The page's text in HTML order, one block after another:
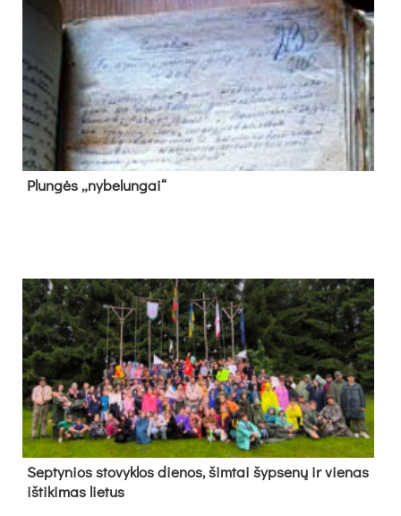
Plun­gės „ny­be­lun­gai“
Sep­ty­nios sto­vyk­los die­nos, šim­tai šyp­se­nų ir vie­nas
iš­ti­ki­mas lie­tus